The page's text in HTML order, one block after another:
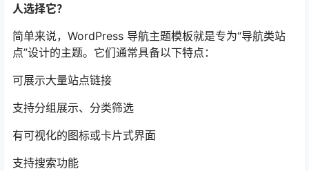
人选择它？
简单来说，WordPress 导航主题模板就是专为“导航类站
点”设计的主题。它们通常具备以下特点：
可展示大量站点链接
支持分组展示、分类筛选
有可视化的图标或卡片式界面
支持搜索功能